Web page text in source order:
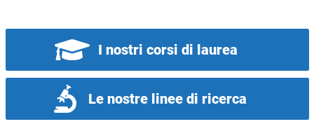
I nostri corsi di laurea
Le nostre linee di ricerca